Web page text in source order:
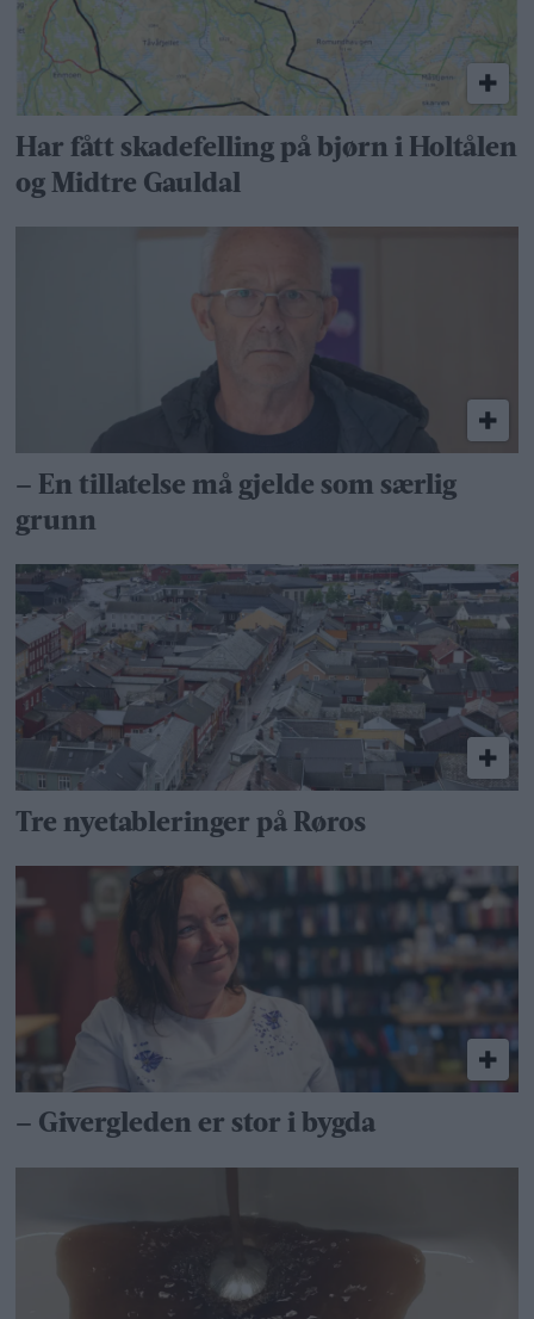
Har fått skadefelling på bjørn i Holtålen
og Midtre Gauldal
– En tillatelse må gjelde som særlig
grunn
Tre nyetableringer på Røros
– Givergleden er stor i bygda